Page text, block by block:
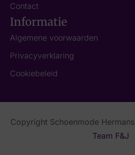
Contact
Informatie
Algemene voorwaarden
Privacyverklaring
Cookiebeleid
Copyright Schoenmode
Team F&J